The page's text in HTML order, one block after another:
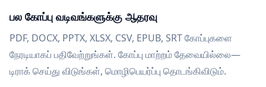
பல கோப்பு வடிவங்களுக்கு ஆதரவு
PDF, DOCX, PPTX, XLSX, CSV, EPUB, SRT கோப்புகளை
நேரடியாகப் பதிவேற்றுங்கள். கோப்பு மாற்றம் தேவையில்லை—
டிராக் செய்து விடுங்கள், மொழிபெயர்ப்பு தொடங்கிவிடும்.